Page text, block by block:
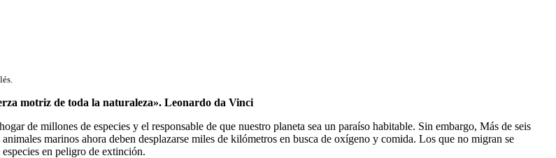
motriz de toda la naturaleza». Leonardo da Vinci
de millones de especies y el responsable de que nuestro planeta sea un paraíso habitable. Sin embargo, Más de seis
marinos ahora deben desplazarse miles de kilómetros en busca de oxígeno y comida. Los que no migran se
en peligro de extinción.